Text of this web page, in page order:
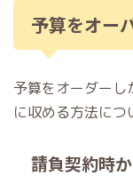
予算をオー
予算をオーダーし
に収める方法につ
請負契約時